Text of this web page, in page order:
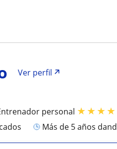
Ver perfil
personal ★★★★
más de 5 años